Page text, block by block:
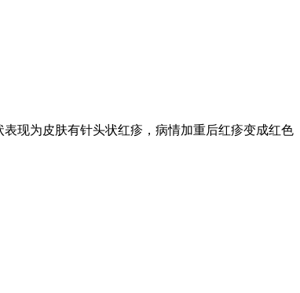
现为皮肤有针头状红疹，病情加重后红疹变成红色